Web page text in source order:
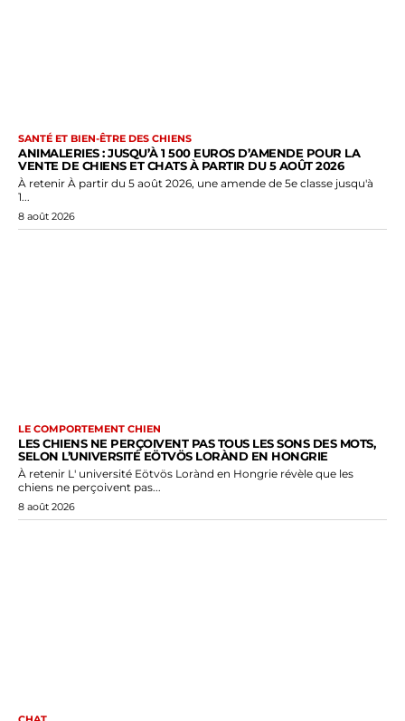
SANTÉ ET BIEN-ÊTRE DES CHIENS
ANIMALERIES : JUSQU’À 1 500 EUROS D’AMENDE POUR LA
VENTE DE CHIENS ET CHATS À PARTIR DU 5 AOÛT 2026
À retenir À partir du 5 août 2026, une amende de 5e classe jusqu'à
1...
8 août 2026
LE COMPORTEMENT CHIEN
LES CHIENS NE PERÇOIVENT PAS TOUS LES SONS DES MOTS,
SELON L’UNIVERSITÉ EÖTVÖS LORÀND EN HONGRIE
À retenir L' université Eötvös Lorànd en Hongrie révèle que les
chiens ne perçoivent pas...
8 août 2026